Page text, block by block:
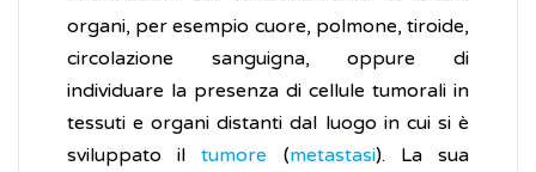
organi, per esempio cuore, polmone, tiroide,
circolazione sanguigna, oppure di
individuare la presenza di cellule tumorali in
tessuti e organi distanti dal luogo in cui si è
sviluppato iltumore (metastasi). La sua